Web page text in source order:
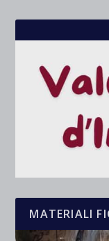
MATERIALI